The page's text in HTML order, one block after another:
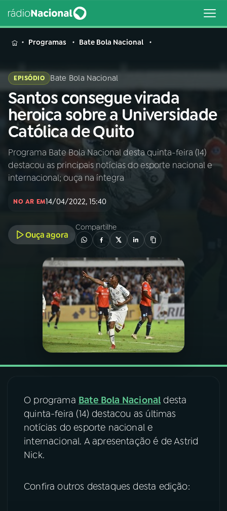
MENU
Buscar
na
Rádio
Nacional
Buscar
AO VIVO
INÍCIO
PROGRAMAS
PODCASTS
VIDEOCASTS
08 FESTIVAL DE MÚSICA
ACOMPANHE A RÁDIO NACIONAL
Programas Bate Bola Nacional
EPISÓDIO Bate Bola Nacional
Santos consegue virada
heroica sobre a Universidade
Católica de Quito
Programa Bate Bola Nacional desta quinta-feira (14)
destacou as principais notícias do esporte nacional e
internacional; ouça na íntegra
NO AR EM14/04/2022, 15:40
Ouça agora
Compartilhe
O programa Bate Bola Nacional desta
quinta-feira (14) destacou as últimas
notícias do esporte nacional e
internacional. A apresentação é de Astrid
Nick.
Confira outros destaques desta edição: